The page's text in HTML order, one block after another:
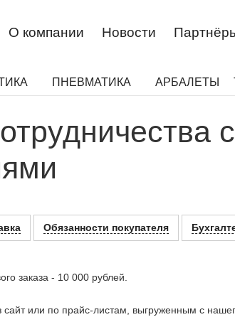
О компании Новости
ПНЕВМАТИКА АРБАЛЕТЫ
Обязанности покупателя
заказа - 10 000 рублей.
или по прайс-листам, выгруженным с